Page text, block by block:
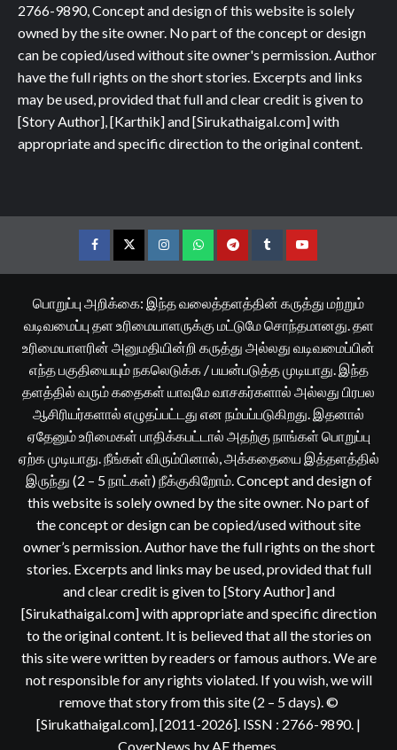
2766-9890, Concept and design of this website is solely
owned by the site owner. No part of the concept or design
can be copied/used without site owner's permission. Author
have the full rights on the short stories. Excerpts and links
may be used, provided that full and clear credit is given to
[Story Author], [Karthik] and [Sirukathaigal.com] with
appropriate and specific direction to the original content.
FacebookTwitterInstagramWhatsappTelegramTumblrYouTube
பொறுப்பு அறிக்கை: இந்த வலைத்தளத்தின் கருத்து மற்றும்
வடிவமைப்பு தள உரிமையாளருக்கு மட்டுமே சொந்தமானது. தள
உரிமையாளரின் அனுமதியின்றி கருத்து அல்லது வடிவமைப்பின்
எந்த பகுதியையும் நகலெடுக்க / பயன்படுத்த முடியாது. இந்த
தளத்தில் வரும் கதைகள் யாவுமே வாசகர்களால் அல்லது பிரபல
ஆசிரியர்களால் எழுதப்பட்டது என நம்பப்படுகிறது. இதனால்
ஏதேனும் உரிமைகள் பாதிக்கபட்டால் அதற்கு நாங்கள் பொறுப்பு
ஏற்க முடியாது. நீங்கள் விரும்பினால், அக்கதையை இத்தளத்தில்
இருந்து (2 – 5 நாட்கள்) நீக்குகிறோம். Concept and design of
this website is solely owned by the site owner. No part of
the concept or design can be copied/used without site
owner’s permission. Author have the full rights on the short
stories. Excerpts and links may be used, provided that full
and clear credit is given to [Story Author] and
[Sirukathaigal.com] with appropriate and specific direction
to the original content. It is believed that all the stories on
this site were written by readers or famous authors. We are
not responsible for any rights violated. If you wish, we will
remove that story from this site (2 – 5 days). ©
[Sirukathaigal.com], [2011-2026]. ISSN : 2766-9890. |
CoverNews by AF themes.